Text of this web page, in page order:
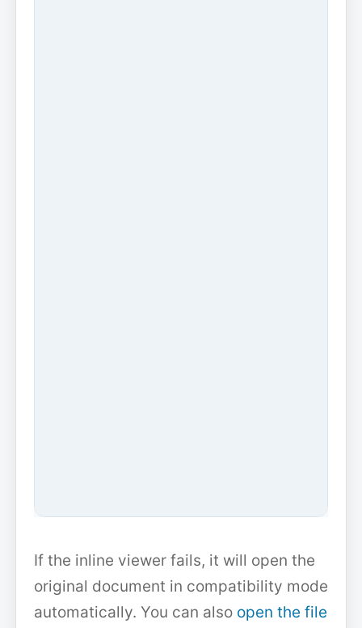
If the inline viewer fails, it will open the
original document in compatibility mode
automatically. You can also open the file